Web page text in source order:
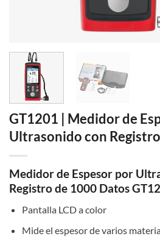
GT1201 | Medidor de
Ultrasonido con
Medidor de Espesor por
Registro de 1000 Datos
Pantalla LCD a color
Mide el espesor de varios